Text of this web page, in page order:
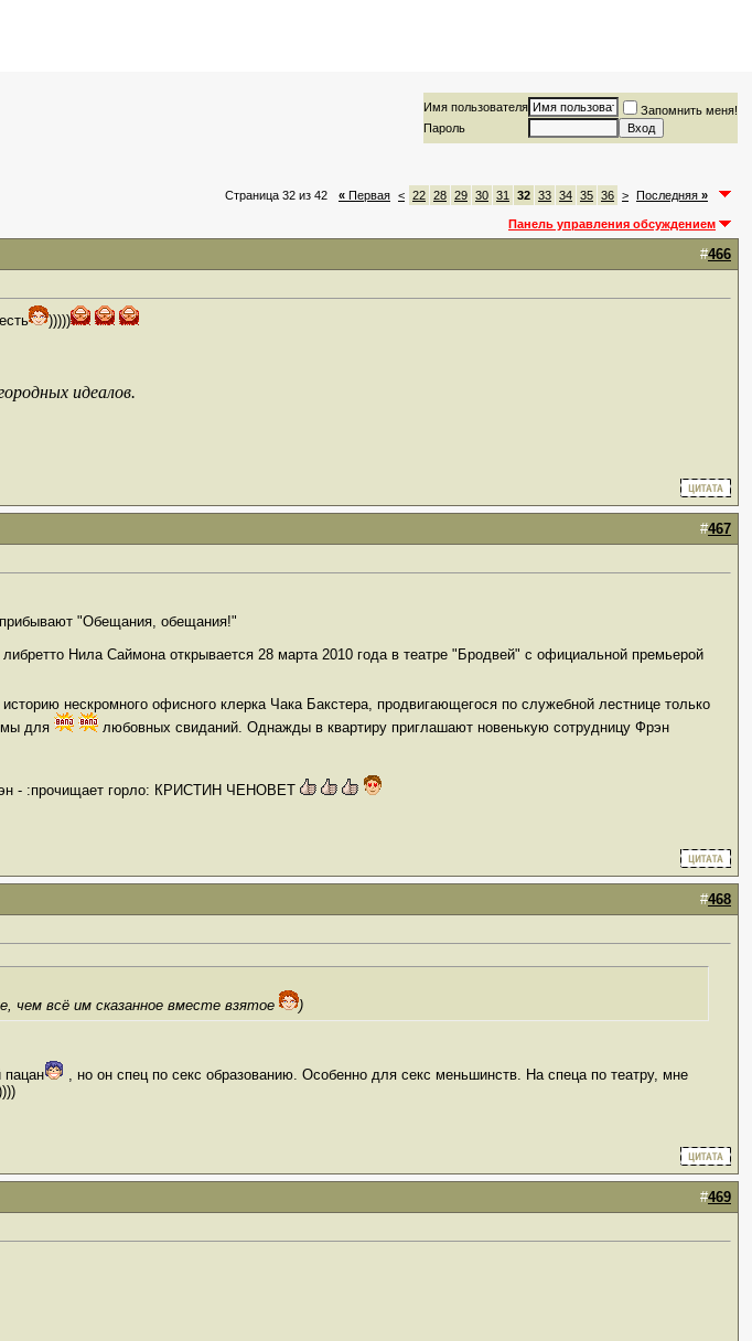
Имя пользователя
Запомнить меня!
Пароль
Страница 32 из 42 « Первая < 22 28 29 30 31 32 33 34 35 36 > Последняя »
Панель управления обсуждением
#466
)))))
идеалов.
#467
прибывают "Обещания, обещания!"
Нила Саймона открывается 28 марта 2010 года в театре "Бродвей" с официальной премьерой
нескромного офисного клерка Чака Бакстера, продвигающегося по служебной лестнице только
для
любовных свиданий. Однажды в квартиру приглашают новенькую сотрудницу Фрэн
- :прочищает горло: КРИСТИН ЧЕНОВЕТ
#468
чем всё им сказанное вместе взятое
)
пацан
, но он спец по секс образованию. Особенно для секс меньшинств. На спеца по театру, мне
#469